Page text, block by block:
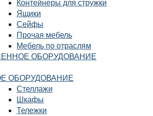
Контейнеры для стружки
Ящики
Сейфы
Прочая мебель
Мебель по отраслям
ОБОРУДОВАНИЕ
ОБОРУДОВАНИЕ
Стеллажи
Шкафы
Тележки